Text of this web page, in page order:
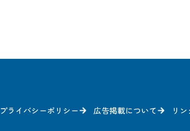
プライバシーポリシー 広告掲載について リ